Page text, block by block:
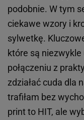
podobnie. W tym
ciekawe wzory i
sylwetkę.
które są
połączeniu z
zdziałać cuda dla
trafiłam bez
print to HIT, ale